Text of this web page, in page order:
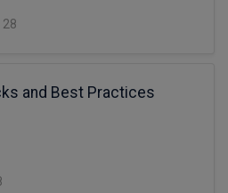
28
and Best Practices